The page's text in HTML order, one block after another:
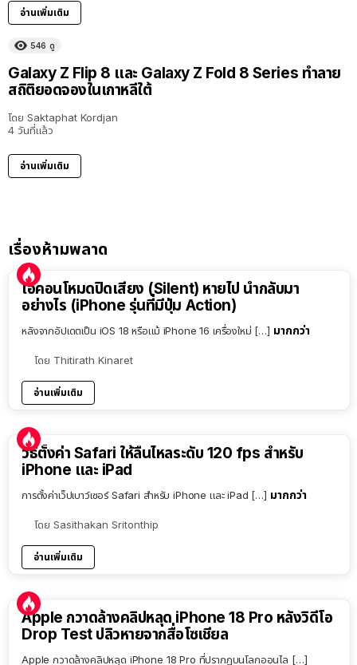
อ่านเพิ่มเติม
546 ดู
Galaxy Z Flip 8 และ Galaxy Z Fold 8 Series ทำลาย
สถิติยอดจองในเกาหลีใต้
โดย Saktaphat Kordjan
4 วันที่แล้ว
อ่านเพิ่มเติม
เรื่องห้ามพลาด
ไอคอนโหมดปิดเสียง (Silent) หายไป นำกลับมา
อย่างไร (iPhone รุ่นที่มีปุ่ม Action)
หลังจากอัปเดตเป็น iOS 18 หรือแม้ iPhone 16 เครื่องใหม่ […] มากกว่า
โดย Thitirath Kinaret
อ่านเพิ่มเติม
วิธีตั้งค่า Safari ให้ลื่นไหลระดับ 120 fps สำหรับ
iPhone และ iPad
การตั้งค่าเว็ปเบาว์เซอร์ Safari สำหรับ iPhone และ iPad […] มากกว่า
โดย Sasithakan Sritonthip
อ่านเพิ่มเติม
Apple กวาดล้างคลิปหลุด iPhone 18 Pro หลังวิดีโอ
Drop Test ปลิวหายจากสื่อโซเชียล
Apple กวาดล้างคลิปหลุด iPhone 18 Pro ที่ปรากฏบนโลกออนไล […]